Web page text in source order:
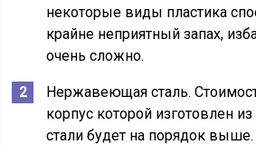
некоторые виды пластика
крайне неприятный запах,
очень сложно.
Нержавеющая сталь.
корпус которой изготовлен
стали будет на порядок